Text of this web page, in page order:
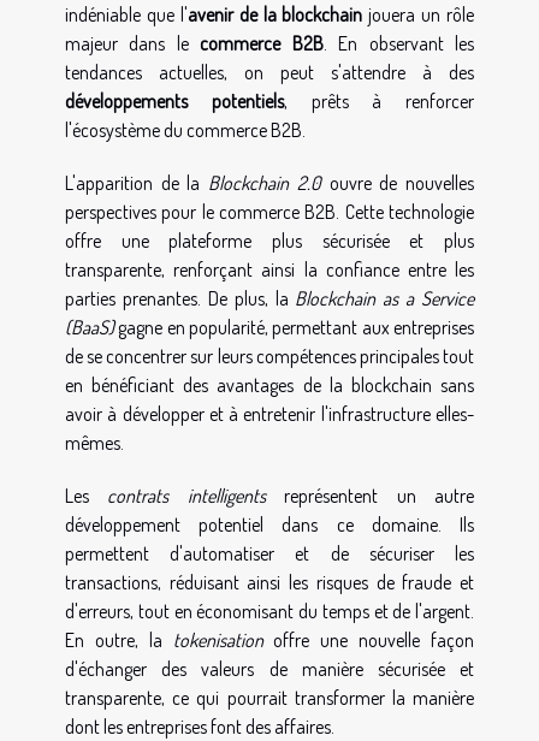
indéniable que l'avenir de la blockchain jouera un rôle
majeur dans lecommerce B2B. En observant les
tendances actuelles, on peut s'attendre à des
développements potentiels, prêts à renforcer
l'écosystème du commerce B2B.
L'apparition de la Blockchain 2.0ouvre de nouvelles
perspectives pour le commerce B2B. Cette technologie
offre une plateforme plus sécurisée et plus
transparente, renforçant ainsi la confiance entre les
parties prenantes. De plus, la Blockchain as a Service
(BaaS)gagne en popularité, permettant aux entreprises
de se concentrer sur leurs compétences principales tout
en bénéficiant des avantages de la blockchain sans
avoir à développer et à entretenir l'infrastructure elles-
mêmes.
Les contrats intelligentsreprésentent un autre
développement potentiel dans ce domaine. Ils
permettent d'automatiser et de sécuriser les
transactions, réduisant ainsi les risques de fraude et
d'erreurs, tout en économisant du temps et de l'argent.
En outre, la tokenisationoffre une nouvelle façon
d'échanger des valeurs de manière sécurisée et
transparente, ce qui pourrait transformer la manière
dont les entreprises font des affaires.